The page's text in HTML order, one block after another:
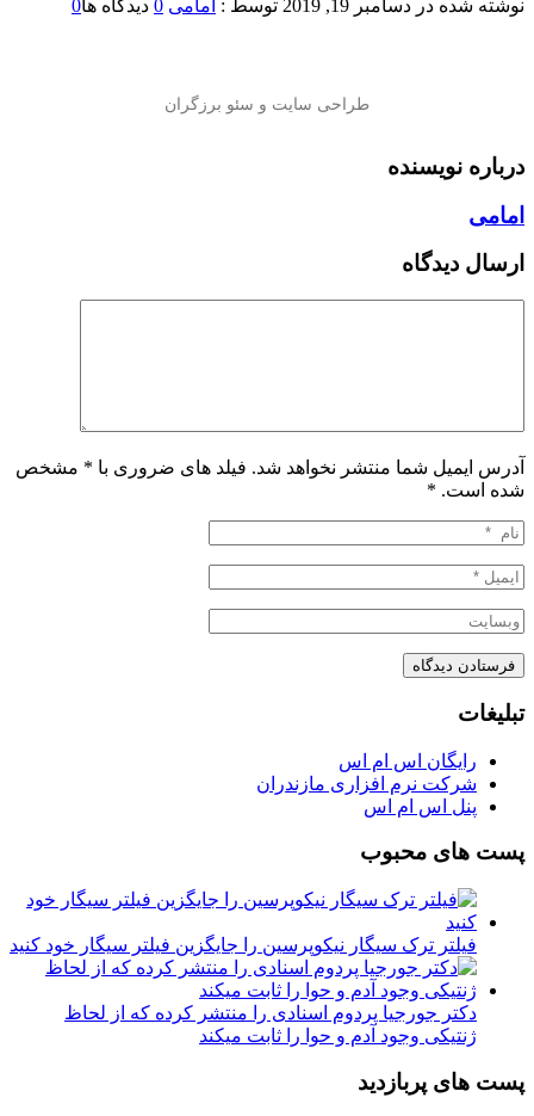
نوشته شده در دسامبر 19, 2019 توسط : امامی 0 دیدگاه ها0
درباره نویسنده
امامی
ارسال دیدگاه
آدرس ایمیل شما منتشر نخواهد شد. فیلد های ضروری با * مشخص
شده است. *
تبلیغات
رایگان اس ام اس
شرکت نرم افزاری مازندران
پنل اس ام اس
پست های محبوب
فیلتر ترک سیگار نیکوپرسین را جایگزین فیلتر سیگار خود کنید
دکتر جورجیا پردوم اسنادی را منتشر کرده که از لحاظ
ژنتیکی وجود آدم و حوا را ثابت میکند
پست های پربازدید